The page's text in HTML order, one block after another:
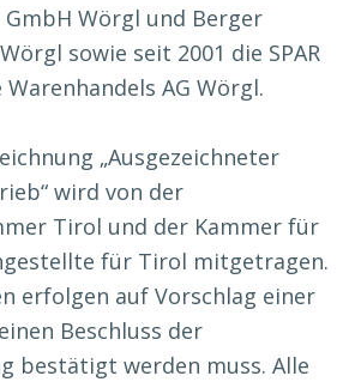
GmbH Wörgl und Berger
sowie seit 2001 die SPAR
AG Wörgl.
„Ausgezeichneter
wird von der
Tirol und der Kammer für
für Tirol mitgetragen.
erfolgen auf Vorschlag einer
Beschluss der
bestätigt werden muss. Alle